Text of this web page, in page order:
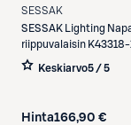
SESSAK
SESSAK
Lighting
riippuvalaisin K43318-
valkoinen
Keskiarvo5 / 5
Hinta166,90 €